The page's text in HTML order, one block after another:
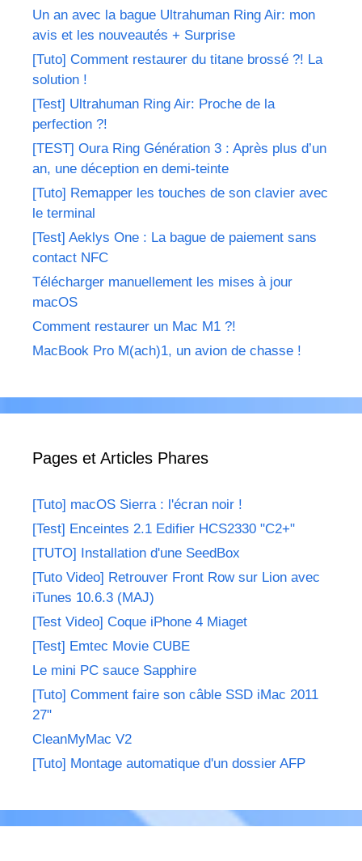
Un an avec la bague Ultrahuman Ring Air: mon
avis et les nouveautés + Surprise
[Tuto] Comment restaurer du titane brossé ?! La
solution !
[Test] Ultrahuman Ring Air: Proche de la
perfection ?!
[TEST] Oura Ring Génération 3 : Après plus d’un
an, une déception en demi-teinte
[Tuto] Remapper les touches de son clavier avec
le terminal
[Test] Aeklys One : La bague de paiement sans
contact NFC
Télécharger manuellement les mises à jour
macOS
Comment restaurer un Mac M1 ?!
MacBook Pro M(ach)1, un avion de chasse !
Pages et Articles Phares
[Tuto] macOS Sierra : l'écran noir !
[Test] Enceintes 2.1 Edifier HCS2330 "C2+"
[TUTO] Installation d'une SeedBox
[Tuto Video] Retrouver Front Row sur Lion avec
iTunes 10.6.3 (MAJ)
[Test Video] Coque iPhone 4 Miaget
[Test] Emtec Movie CUBE
Le mini PC sauce Sapphire
[Tuto] Comment faire son câble SSD iMac 2011
27"
CleanMyMac V2
[Tuto] Montage automatique d'un dossier AFP